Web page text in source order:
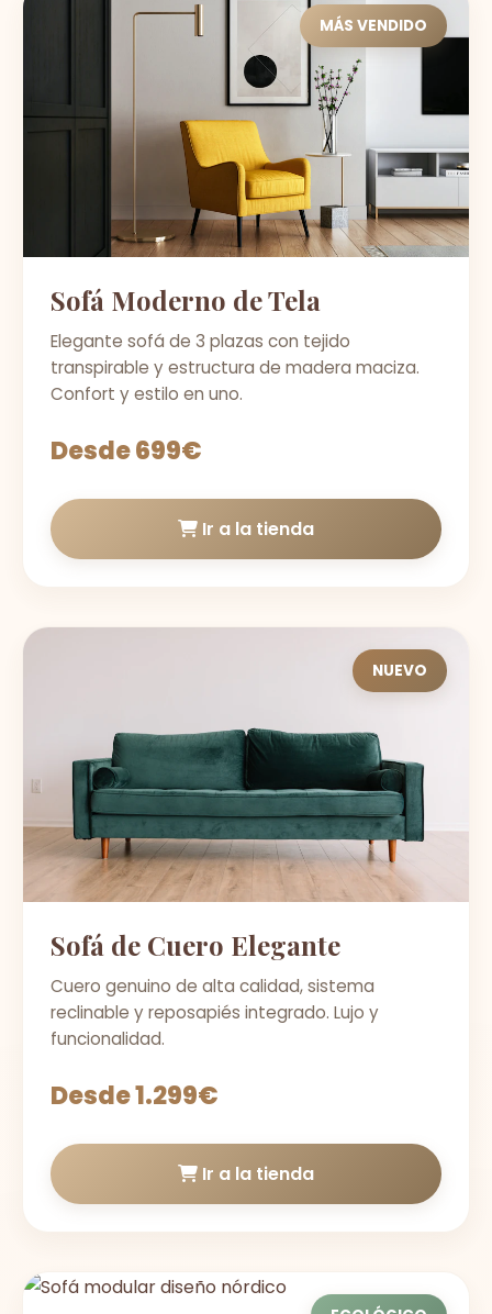
MÁS VENDIDO
Sofá Moderno de Tela
Elegante sofá de 3 plazas con tejido
transpirable y estructura de madera maciza.
Confort y estilo en uno.
Desde 699€
Ir a la tienda
NUEVO
Sofá de Cuero Elegante
Cuero genuino de alta calidad, sistema
reclinable y reposapiés integrado. Lujo y
funcionalidad.
Desde 1.299€
Ir a la tienda